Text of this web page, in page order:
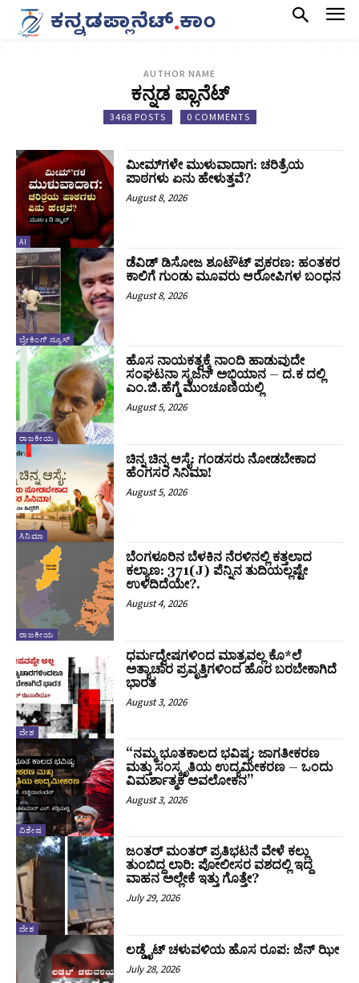
AUTHOR NAME
ಕನ್ನಡ ಪ್ಲಾನೆಟ್
3468 POSTS 0 COMMENTS
AI
ಮೀಮ್‌ಗಳೇ ಮುಳುವಾದಾಗ: ಚರಿತ್ರೆಯ
ಪಾಠಗಳು ಏನು ಹೇಳುತ್ತವೆ?
August 8, 2026
ಬ್ರೇಕಿಂಗ್ ನ್ಯೂಸ್
ಡೆವಿಡ್ ಡಿಸೋಜ ಶೂಟೌಟ್ ಪ್ರಕರಣ: ಹಂತಕರ
ಕಾಲಿಗೆ ಗುಂಡು ಮೂವರು ಆರೋಪಿಗಳ ಬಂಧನ
August 8, 2026
ರಾಜಕೀಯ
ಹೊಸ ನಾಯಕತ್ವಕ್ಕೆ ನಾಂದಿ ಹಾಡುವುದೇ
ಸಂಘಟನಾ ಸೃಜನ್ ಅಭಿಯಾನ – ದ.ಕ ದಲ್ಲಿ
ಎಂ.ಜಿ.ಹೆಗ್ಡೆ ಮುಂಚೂಣಿಯಲ್ಲಿ
August 5, 2026
ಸಿನಿಮಾ
ಚಿನ್ನ ಚಿನ್ನ ಆಸೈ: ಗಂಡಸರು ನೋಡಬೇಕಾದ
ಹೆಂಗಸರ ಸಿನಿಮಾ!
August 5, 2026
ರಾಜಕೀಯ
ಬೆಂಗಳೂರಿನ ಬೆಳಕಿನ ನೆರಳಿನಲ್ಲಿ ಕತ್ತಲಾದ
ಕಲ್ಯಾಣ: 371(J) ಪೆನ್ನಿನ ತುದಿಯಲ್ಲಷ್ಟೇ
ಉಳಿದಿದೆಯೇ?.
August 4, 2026
ದೇಶ
ಧರ್ಮದ್ವೇಷಗಳಿಂದ ಮಾತ್ರವಲ್ಲ ಕೊ*ಲೆ
ಅತ್ಯಾಚಾರ ಪ್ರವೃತ್ತಿಗಳಿಂದ ಹೊರ ಬರಬೇಕಾಗಿದೆ
ಭಾರತ
August 3, 2026
ವಿಶೇಷ
“ನಮ್ಮ ಭೂತಕಾಲದ ಭವಿಷ್ಯ: ಜಾಗತೀಕರಣ
ಮತ್ತು ಸಂಸ್ಕೃತಿಯ ಉದ್ಯಮೀಕರಣ – ಒಂದು
ವಿಮರ್ಶಾತ್ಮಕ ಅವಲೋಕನ”
August 3, 2026
ದೇಶ
ಜಂತರ್‌ ಮಂತರ್‌ ಪ್ರತಿಭಟನೆ ವೇಳೆ ಕಲ್ಲು
ತುಂಬಿದ್ದ ಲಾರಿ: ಪೋಲೀಸರ ವಶದಲ್ಲಿ ಇದ್ದ
ವಾಹನ ಅಲ್ಲೇಕೆ ಇತ್ತು ಗೊತ್ತೇ?
July 29, 2026
ಲಡ್ಡೈಟ್ ಚಳುವಳಿಯ ಹೊಸ ರೂಪ: ಜೆನ್‌ ಝೀ
July 28, 2026